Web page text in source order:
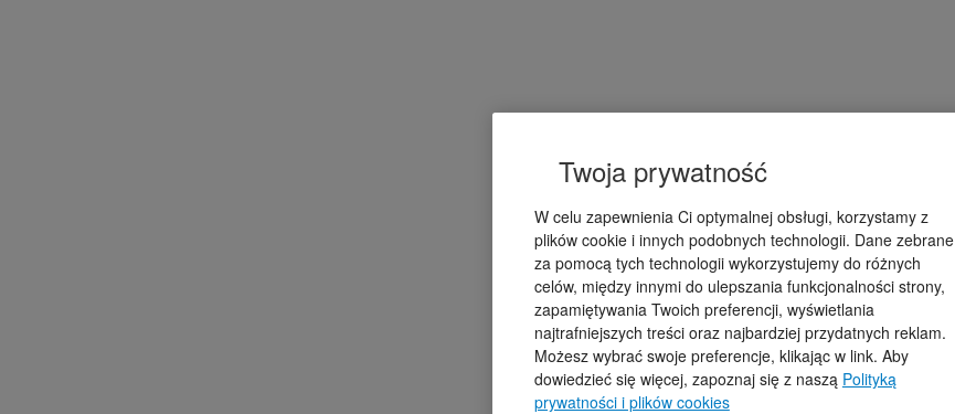
Twoja prywatność
W celu zapewnienia Ci optymalnej obsługi, korzystamy z
plików cookie i innych podobnych technologii. Dane zebrane
za pomocą tych technologii wykorzystujemy do różnych
celów, między innymi do ulepszania funkcjonalności strony,
zapamiętywania Twoich preferencji, wyświetlania
najtrafniejszych treści oraz najbardziej przydatnych reklam.
Możesz wybrać swoje preferencje, klikając w link. Aby
dowiedzieć się więcej, zapoznaj się z naszą Polityką
prywatności i plików cookies